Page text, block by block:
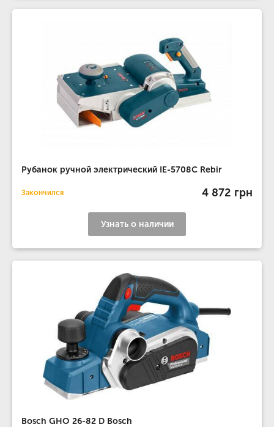
Рубанок ручной электрический IE-5708C Rebir
Закончился 4 872 грн
Узнать о наличии
Bosch GHO 26-82 D Bosch